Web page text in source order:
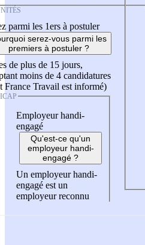
parmi les 1ers à postuler
serez-vous parmi les
premiers à postuler ?
de plus de 15 jours,
moins de 4 candidatures
France Travail est informé)
Employeur handi-
engagé
Qu'est-ce qu'un
employeur handi-
engagé ?
Un employeur handi-
engagé est un
employeur reconnu